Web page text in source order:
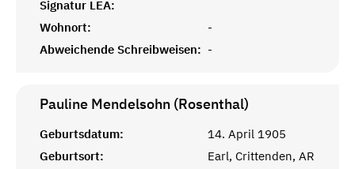
Signatur LEA:
Wohnort:
-
Abweichende Schreibweisen: -
Pauline Mendelsohn (Rosenthal)
Geburtsdatum:
14. April 1905
Geburtsort:
Earl, Crittenden, AR